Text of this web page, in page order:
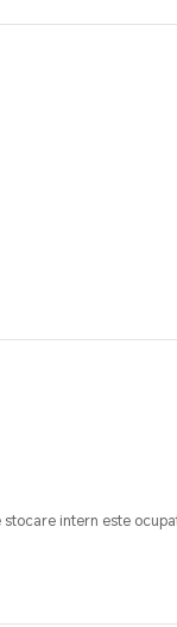
intern este